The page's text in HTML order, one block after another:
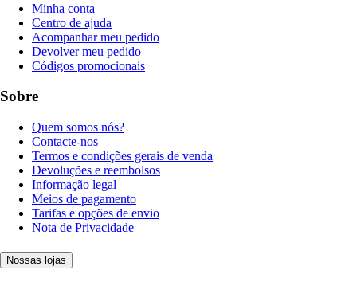
Minha conta
Centro de ajuda
Acompanhar meu pedido
Devolver meu pedido
Códigos promocionais
Sobre
Quem somos nós?
Contacte-nos
Termos e condições gerais de venda
Devoluções e reembolsos
Informação legal
Meios de pagamento
Tarifas e opções de envio
Nota de Privacidade
Nossas lojas